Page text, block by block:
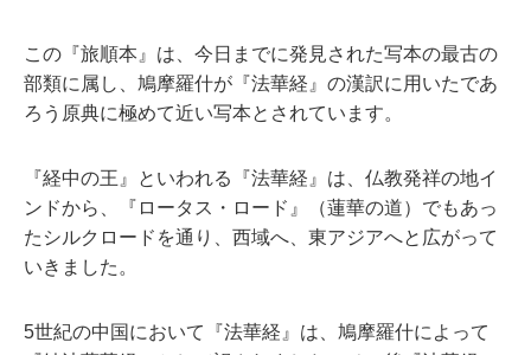
この『旅順本』は、今日までに発見された写本の最古の
部類に属し、鳩摩羅什が『法華経』の漢訳に用いたであ
ろう原典に極めて近い写本とされています。
『経中の王』といわれる『法華経』は、仏教発祥の地イ
ンドから、『ロータス・ロード』（蓮華の道）でもあっ
たシルクロードを通り、西域へ、東アジアへと広がって
いきました。
5世紀の中国において『法華経』は、鳩摩羅什によって